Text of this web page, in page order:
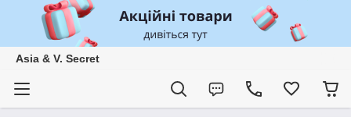
Asia & V. Secret